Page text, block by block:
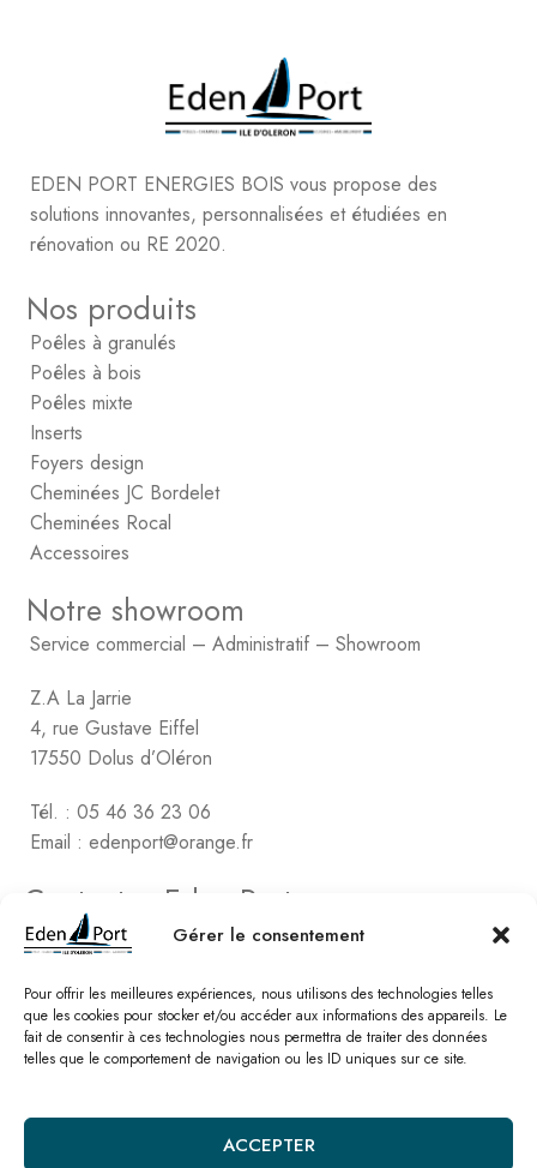
Gérer le consentement
Pour offrir les meilleures expériences, nous utilisons des technologies telles
que les cookies pour stocker et/ou accéder aux informations des appareils. Le
fait de consentir à ces technologies nous permettra de traiter des données
telles que le comportement de navigation ou les ID uniques sur ce site.
ACCEPTER
EDEN PORT ENERGIES BOIS vous propose des
solutions innovantes, personnalisées et étudiées en
rénovation ou RE 2020.
Nos produits
Poêles à granulés
Poêles à bois
Poêles mixte
Inserts
Foyers design
Cheminées JC Bordelet
Cheminées Rocal
Accessoires
Notre showroom
Service commercial – Administratif – Showroom
Z.A La Jarrie
4, rue Gustave Eiffel
17550 Dolus d’Oléron
Tél. : 05 46 36 23 06
Email : edenport@orange.fr
Contactez Eden Port
Comptabilité
17480 le Château d’Oléon
Tél. : 05 46 47 78 16